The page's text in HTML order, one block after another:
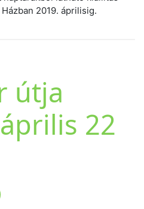
2019. áprilisig.
útja
22